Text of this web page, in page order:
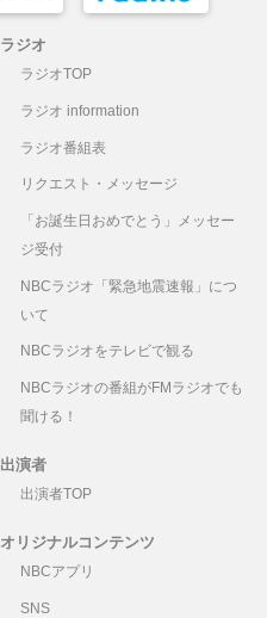
ラジオ
ラジオTOP
ラジオ information
ラジオ番組表
リクエスト・メッセージ
「お誕生日おめでとう」メッセー
ジ受付
NBCラジオ「緊急地震速報」につ
いて
NBCラジオをテレビで観る
NBCラジオの番組がFMラジオでも
聞ける！
出演者
出演者TOP
オリジナルコンテンツ
NBCアプリ
SNS